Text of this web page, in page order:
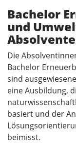
Bachelor
und
Die
Bachelor
sind
eine Ausbildung,
basiert und der
beimisst.